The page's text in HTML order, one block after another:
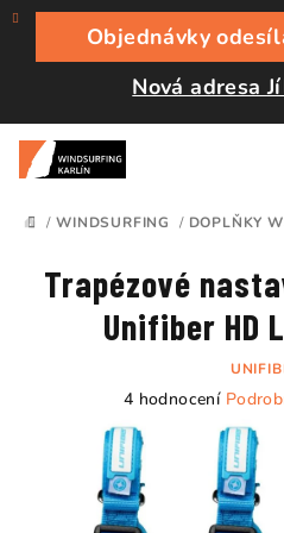
Přejít
obsah
Objednávky
Nová adresa
DOMŮ
/ WINDSURFING / DOPLŇKY
Trapézové
Unifiber HD
Průměrné
hodnocení
produktu
je
5,0
z
4 hodnocení